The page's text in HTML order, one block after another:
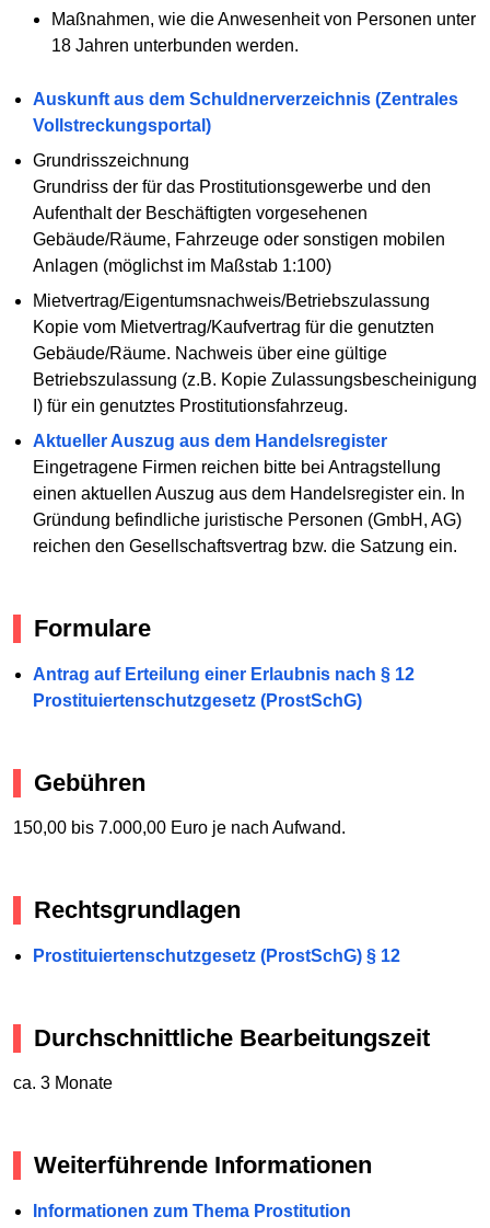
Maßnahmen, wie die Anwesenheit von Personen unter
18 Jahren unterbunden werden.
Auskunft aus dem Schuldnerverzeichnis (Zentrales
Vollstreckungsportal)
Grundrisszeichnung
Grundriss der für das Prostitutionsgewerbe und den
Aufenthalt der Beschäftigten vorgesehenen
Gebäude/Räume, Fahrzeuge oder sonstigen mobilen
Anlagen (möglichst im Maßstab 1:100)
Mietvertrag/Eigentumsnachweis/Betriebszulassung
Kopie vom Mietvertrag/Kaufvertrag für die genutzten
Gebäude/Räume. Nachweis über eine gültige
Betriebszulassung (z.B. Kopie Zulassungsbescheinigung
I) für ein genutztes Prostitutionsfahrzeug.
Aktueller Auszug aus dem Handelsregister
Eingetragene Firmen reichen bitte bei Antragstellung
einen aktuellen Auszug aus dem Handelsregister ein. In
Gründung befindliche juristische Personen (GmbH, AG)
reichen den Gesellschaftsvertrag bzw. die Satzung ein.
Formulare
Antrag auf Erteilung einer Erlaubnis nach § 12
Prostituiertenschutzgesetz (ProstSchG)
Gebühren
150,00 bis 7.000,00 Euro je nach Aufwand.
Rechtsgrundlagen
Prostituiertenschutzgesetz (ProstSchG) § 12
Durchschnittliche Bearbeitungszeit
ca. 3 Monate
Weiterführende Informationen
Informationen zum Thema Prostitution